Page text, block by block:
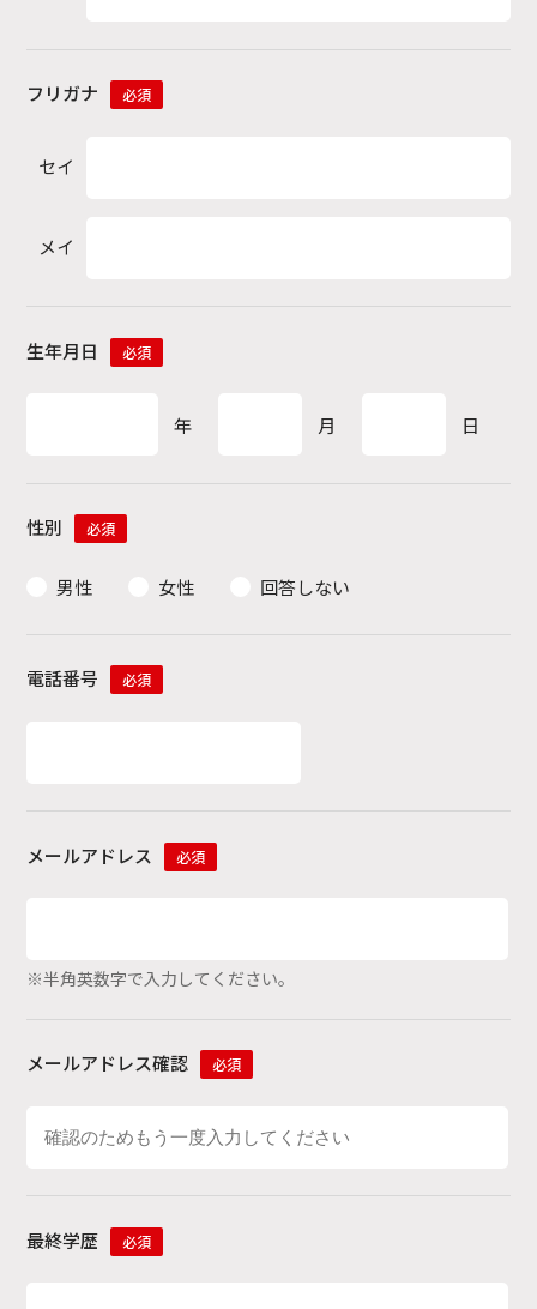
フリガナ 必須
セイ
メイ
生年月日 必須
年 月 日
性別 必須
男性 女性 回答しない
電話番号 必須
メールアドレス 必須
※半角英数字で入力してください。
メールアドレス確認 必須
最終学歴 必須